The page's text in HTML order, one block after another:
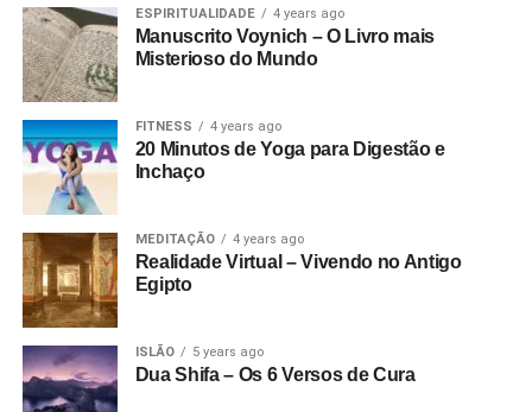
ESPIRITUALIDADE 4 years ago
Manuscrito Voynich – O Livro mais
Misterioso do Mundo
FITNESS 4 years ago
20 Minutos de Yoga para Digestão e
Inchaço
MEDITAÇÃO 4 years ago
Realidade Virtual – Vivendo no Antigo
Egipto
ISLÃO 5 years ago
Dua Shifa – Os 6 Versos de Cura